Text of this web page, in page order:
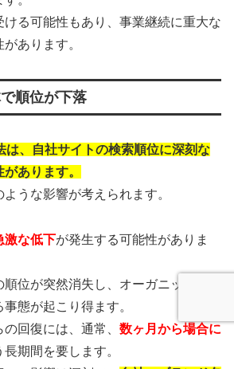
ける可能性もあり、事業継続に重大な
あります。
順位が下落
は、自社サイトの検索順位に深刻な
あります。
うな影響が考えられます。
激な低下が発生する可能性がありま
位が突然消失し、オーガニックトラ
態が起こり得ます。
回復には、通常、 数ヶ月から場合に
長期間を要します。